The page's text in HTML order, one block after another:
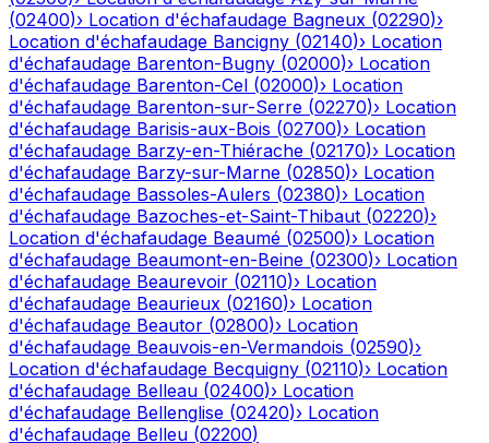
(02400)› Location d'échafaudage Bagneux (02290)›
Location d'échafaudage Bancigny (02140)› Location
d'échafaudage Barenton-Bugny (02000)› Location
d'échafaudage Barenton-Cel (02000)› Location
d'échafaudage Barenton-sur-Serre (02270)› Location
d'échafaudage Barisis-aux-Bois (02700)› Location
d'échafaudage Barzy-en-Thiérache (02170)› Location
d'échafaudage Barzy-sur-Marne (02850)› Location
d'échafaudage Bassoles-Aulers (02380)› Location
d'échafaudage Bazoches-et-Saint-Thibaut (02220)›
Location d'échafaudage Beaumé (02500)› Location
d'échafaudage Beaumont-en-Beine (02300)› Location
d'échafaudage Beaurevoir (02110)› Location
d'échafaudage Beaurieux (02160)› Location
d'échafaudage Beautor (02800)› Location
d'échafaudage Beauvois-en-Vermandois (02590)›
Location d'échafaudage Becquigny (02110)› Location
d'échafaudage Belleau (02400)› Location
d'échafaudage Bellenglise (02420)› Location
d'échafaudage Belleu (02200)